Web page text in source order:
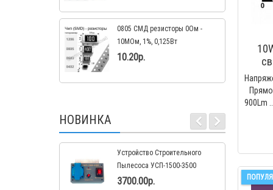
0805 СМД резисторы 0Ом -
10МОм, 1%, 0,125Вт
10.20р.
НОВИНКА
Устройство Строительного
Пылесоса УСП-1500-3500
3700.00р.
900Lm ..